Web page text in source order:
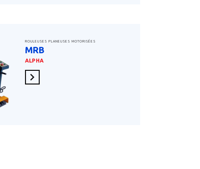
ROULEUSES PLANEUSES MOTORISÉES
MRB
ALPHA
En savoir plus